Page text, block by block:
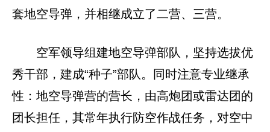
套地空导弹，并相继成立了二营、三营。
空军领导组建地空导弹部队，坚持选拔优
秀干部，建成“种子”部队。同时注意专业继承
性：地空导弹营的营长，由高炮团或雷达团的
团长担任，其常年执行防空作战任务，对空中